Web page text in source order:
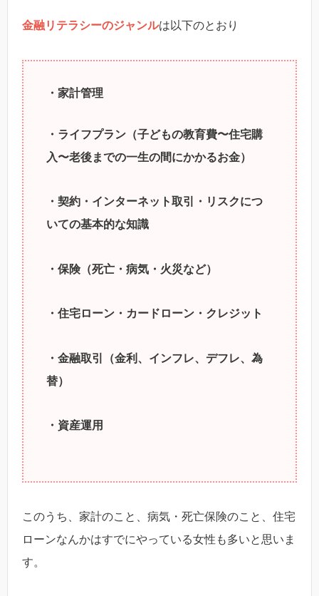
金融リテラシーのジャンルは以下のとおり
・家計管理
・ライフプラン（子どもの教育費〜住宅購
入〜老後までの一生の間にかかるお金）
・契約・インターネット取引・リスクにつ
いての基本的な知識
・保険（死亡・病気・火災など）
・住宅ローン・カードローン・クレジット
・金融取引（金利、インフレ、デフレ、為
替）
・資産運用
このうち、家計のこと、病気・死亡保険のこと、住宅
ローンなんかはすでにやっている女性も多いと思いま
す。